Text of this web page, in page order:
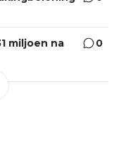
miljoen na
0